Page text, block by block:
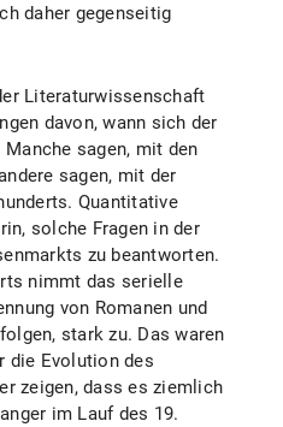
daher gegenseitig
Literaturwissenschaft
davon, wann sich der
sagen, mit den
sagen, mit der
Quantitative
solche Fragen in der
zu beantworten.
nimmt das serielle
von Romanen und
stark zu. Das waren
die Evolution des
zeigen, dass es ziemlich
im Lauf des 19.